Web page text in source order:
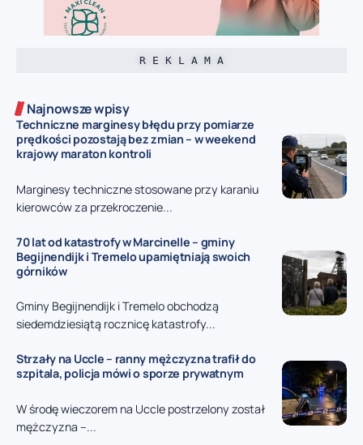
R E K L A M A
Najnowsze wpisy
Techniczne marginesy błędu przy pomiarze
prędkości pozostają bez zmian – w weekend
krajowy maraton kontroli
Marginesy techniczne stosowane przy karaniu
kierowców za przekroczenie...
70 lat od katastrofy w Marcinelle – gminy
Begijnendijk i Tremelo upamiętniają swoich
górników
Gminy Begijnendijk i Tremelo obchodzą
siedemdziesiątą rocznicę katastrofy...
Strzały na Uccle – ranny mężczyzna trafił do
szpitala, policja mówi o sporze prywatnym
W środę wieczorem na Uccle postrzelony został
mężczyzna –...